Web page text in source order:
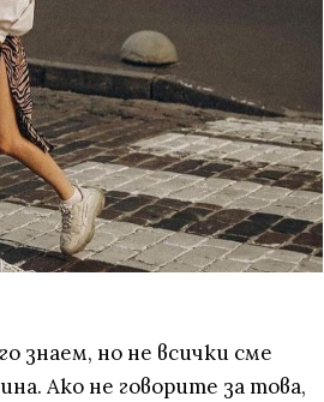
знаем, но не всички сме
Ако не говорите за това,